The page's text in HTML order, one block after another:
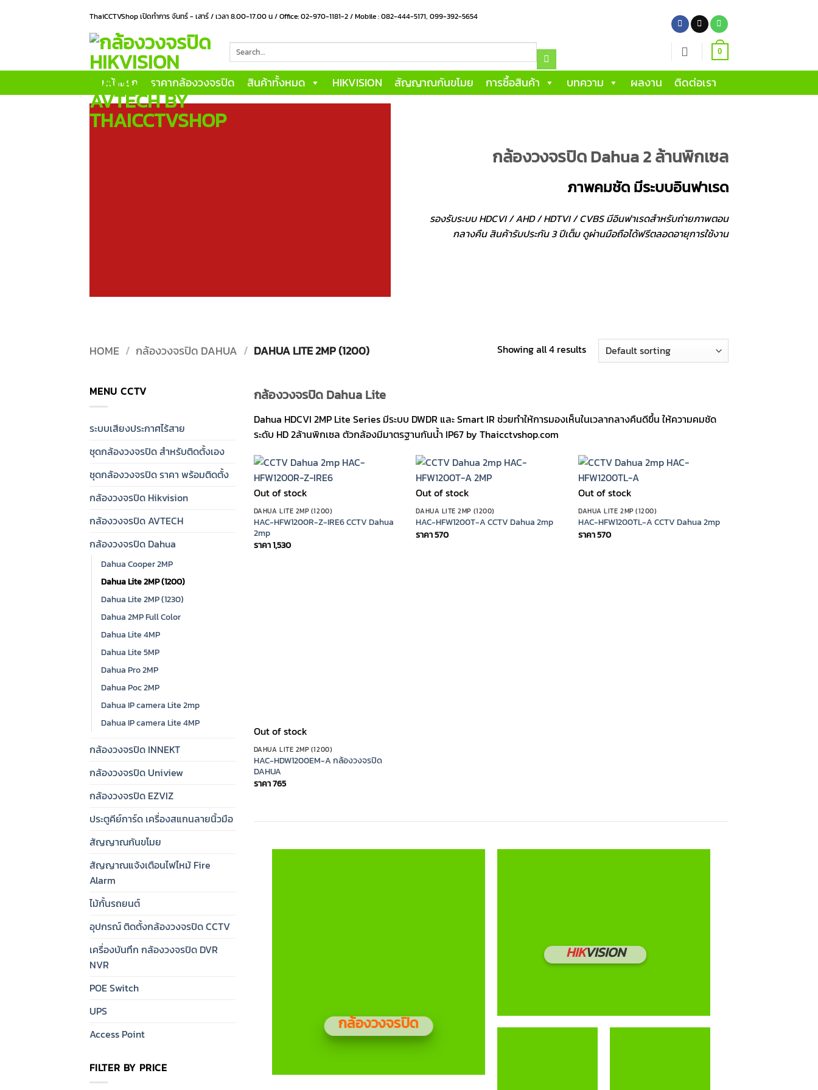
ThaiCCTVShop เปิดทำการ จันทร์ - เสาร์ / เวลา 8.00-17.00 น / Office: 02-970-1181-2 / Mobile : 082-444-5171, 099-392-5654
for:
0
หน้าแรก ราคากล้องวงจรปิด สินค้าทั้งหมด HIKVISION สัญญาณกันขโมย การซื้อสินค้า บทความ ผลงาน ติดต่อเรา
กล้องวงจรปิด Dahua 2 ล้านพิกเซล
ภาพคมชัด มีระบบอินฟาเรด
รองรับระบบ HDCVI / AHD / HDTVI / CVBS มีอินฟาเรดสำหรับถ่ายภาพตอน
กลางคืน สินค้ารับประกัน 3 ปีเต็ม ดูผ่านมือถือได้ฟรีตลอดอายุการใช้งาน
HOME / กล้องวงจรปิด DAHUA / DAHUA LITE 2MP (1200) Showing all 4 results
MENU CCTV
ระบบเสียงประกาศไร้สาย
ชุดกล้องวงจรปิด สำหรับติดตั้งเอง
ชุดกล้องวงจรปิด ราคา พร้อมติดตั้ง
กล้องวงจรปิด Hikvision
กล้องวงจรปิด AVTECH
กล้องวงจรปิด Dahua
Dahua Cooper 2MP
Dahua Lite 2MP (1200)
Dahua Lite 2MP (1230)
Dahua 2MP Full Color
Dahua Lite 4MP
Dahua Lite 5MP
Dahua Pro 2MP
Dahua Poc 2MP
Dahua IP camera Lite 2mp
Dahua IP camera Lite 4MP
กล้องวงจรปิด INNEKT
กล้องวงจรปิด Uniview
กล้องวงจรปิด EZVIZ
ประตูคีย์การ์ด เครื่องสแกนลายนิ้วมือ
สัญญาณกันขโมย
สัญญาณแจ้งเตือนไฟไหม้ Fire
Alarm
ไม้กั้นรถยนต์
อุปกรณ์ ติดตั้งกล้องวงจรปิด CCTV
เครื่องบันทึก กล้องวงจรปิด DVR
NVR
POE Switch
UPS
Access Point
FILTER BY PRICE
กล้องวงจรปิด Dahua Lite
Dahua HDCVI 2MP Lite Series มีระบบ DWDR และ Smart IR ช่วยทำให้การมองเห็นในเวลากลางคืนดีขึ้น ให้ความคมชัด
ระดับ HD 2ล้านพิกเซล ตัวกล้องมีมาตรฐานกันน้ำ IP67 by Thaicctvshop.com
Out of stock
DAHUA LITE 2MP (1200)
HAC-HFW1200R-Z-IRE6 CCTV Dahua
2mp
ราคา1,530
Out of stock
DAHUA LITE 2MP (1200)
HAC-HFW1200T-A CCTV Dahua 2mp
ราคา570
Out of stock
DAHUA LITE 2MP (1200)
HAC-HFW1200TL-A CCTV Dahua 2mp
ราคา570
Out of stock
DAHUA LITE 2MP (1200)
HAC-HDW1200EM-A กล้องวงจรปิด
DAHUA
ราคา765
กล้องวงจรปิด
HIKVISION